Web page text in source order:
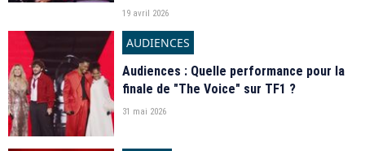
19 avril 2026
AUDIENCES
Audiences : Quelle performance pour la
finale de "The Voice" sur TF1 ?
31 mai 2026